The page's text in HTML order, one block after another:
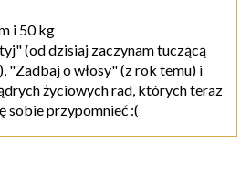
i 50 kg
(od dzisiaj zaczynam tuczącą
"Zadbaj o włosy" (z rok temu) i
życiowych rad, których teraz
sobie przypomnieć :(